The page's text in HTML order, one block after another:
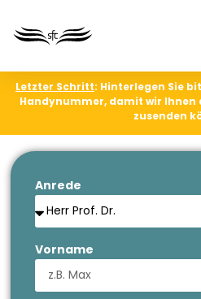
Letzter Schritt: Hinterlegen Sie
Handynummer, damit wir Ihnen
zusenden
Anrede
Vorname